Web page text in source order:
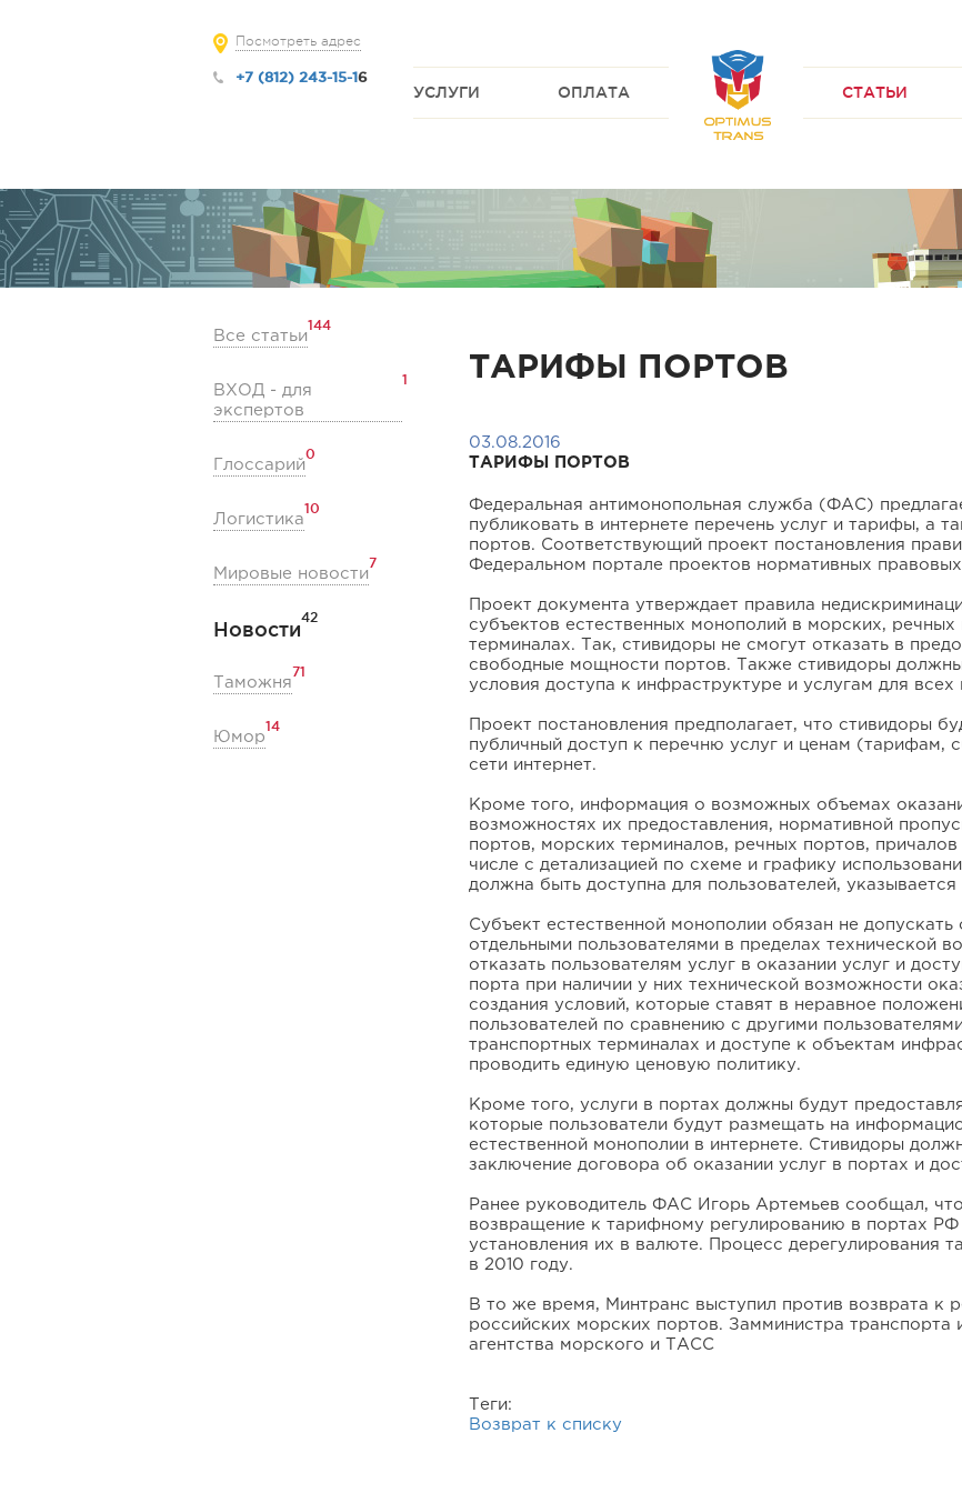
Посмотреть адрес
+7 (812) 243-15-16
УСЛУГИ ОПЛАТА СТАТЬИ
Все статьи
144
ВХОД - для
экспертов
1
Глоссарий
0
Логистика
10
Мировые новости
7
Новости
42
Таможня
71
Юмор
14
ТАРИФЫ ПОРТОВ
03.08.2016
ТАРИФЫ ПОРТОВ
Федеральная антимонопольная служба (ФАС)
публиковать в интернете перечень услуг и тарифы, а
портов. Соответствующий проект постановления
Федеральном портале проектов нормативных правовых
Проект документа утверждает правила
субъектов естественных монополий в морских, речных
терминалах. Так, стивидоры не смогут отказать в
свободные мощности портов. Также стивидоры
условия доступа к инфраструктуре и услугам для всех
Проект постановления предполагает, что стивидоры
публичный доступ к перечню услуг и ценам (тарифам,
сети интернет.
Кроме того, информация о возможных объемах
возможностях их предоставления, нормативной
портов, морских терминалов, речных портов,
числе с детализацией по схеме и графику
должна быть доступна для пользователей, указывается
Субъект естественной монополии обязан не
отдельными пользователями в пределах технической
отказать пользователям услуг в оказании услуг и
порта при наличии у них технической возможности
создания условий, которые ставят в неравное
пользователей по сравнению с другими
транспортных терминалах и доступе к объектам
проводить единую ценовую политику.
Кроме того, услуги в портах должны будут
которые пользователи будут размещать на
естественной монополии в интернете. Стивидоры
заключение договора об оказании услуг в портах и
Ранее руководитель ФАС Игорь Артемьев сообщал,
возвращение к тарифному регулированию в портах РФ
установления их в валюте. Процесс дерегулирования
в 2010 году.
В то же время, Минтранс выступил против возврата к
российских морских портов. Замминистра транспорта
агентства морского и ТАСС
Теги:
Возврат к списку